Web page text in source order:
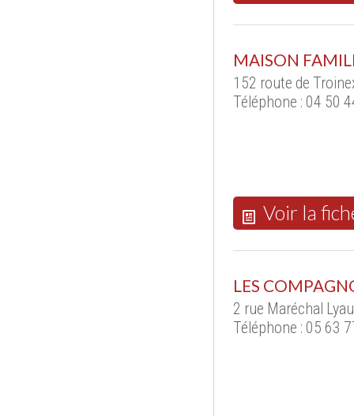
MAISON
152 route de
Téléphone : 04 50
Voir la
LES
2 rue Maréchal
Téléphone : 05 63